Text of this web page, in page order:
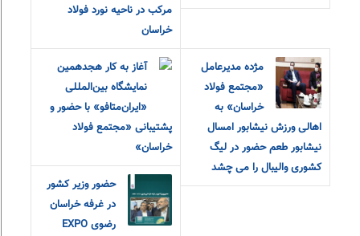
مرکب در ناحیه نورد فولاد
خراسان
مژده مدیرعامل
«مجتمع فولاد
خراسان» به
اهالی ورزش نیشابور امسال
نیشابور طعم حضور در لیگ
کشوری والیبال را می چشد
آغاز به کار هجدهمین
نمایشگاه بین‌المللی
«ایران‌متافو» با حضور و
پشتیبانی «مجتمع فولاد
خراسان»
حضور وزیر کشور
در غرفه خراسان
رضوی EXPO